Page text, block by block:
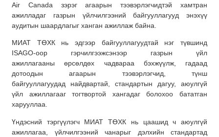
Air Canada зэрэг агаарын тээвэрлэгчидтэй хамтран
ажилладаг газрын үйлчилгээний байгууллагууд энэхүү
аудитын шаардлагыг ханган ажиллаж байна.
МИАТ ТӨХК нь эдгээр байгууллагуудтай нэг түвшинд
ISAGO-оор гэрчилгээжсэнээр газрын үйл
ажиллагааны өрсөлдөх чадвараа бэхжүүлж, гадаад
дотоодын агаарын тээвэрлэгчид, түнш
байгууллагуудад найдвартай, стандартын дагуу, аюулгүй
үйл ажиллагааг тогтвортой хангадаг болохоо бататган
харууллаа.
Үндэсний тэргүүлэгч МИАТ ТӨХК нь цаашид ч аюулгүй
ажиллагаа, үйлчилгээний чанарыг дэлхийн стандартад